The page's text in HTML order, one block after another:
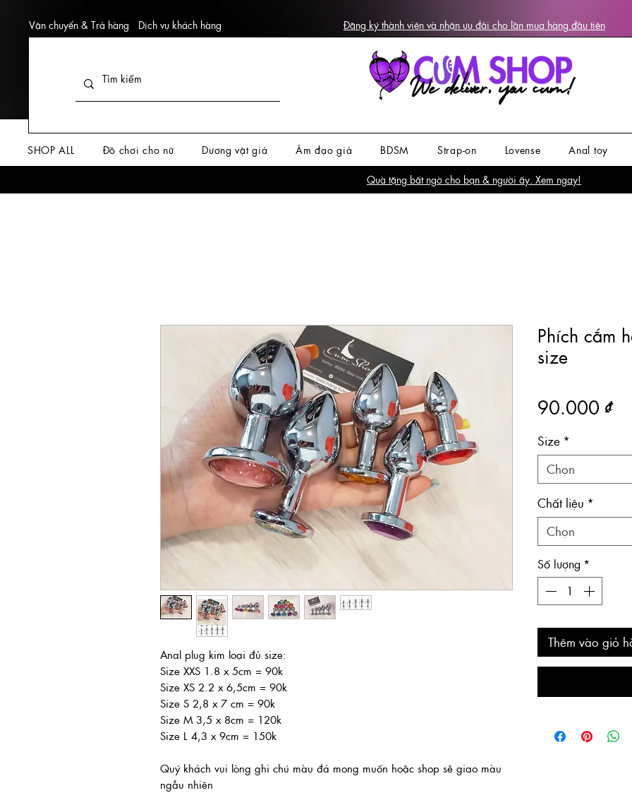
Vận chuyển & Trả hàng Dịch vụ khách hàng Đăng ký thành viên và nhận ưu đãi cho lần mua hàng đầu tiên
SHOP ALL Đồ chơi cho nữ Dương vật giả Âm đạo giả BDSM Strap-on Lovense Anal toy
Quà tặng bất ngờ cho bạn & người ấy. Xem ngay!
Anal plug kim loại đủ size:
Size XXS 1.8 x 5cm = 90k
Size XS 2.2 x 6,5cm = 90k
Size S 2,8 x 7 cm = 90k
Size M 3,5 x 8cm = 120k
Size L 4,3 x 9cm = 150k
Quý khách vui lòng ghi chú màu đá mong muốn hoặc shop sẽ giao màu
ngẫu nhiên
Phích cắm
size
90.000 ₫Giá
Size *
Chọn
Chất liệu *
Chọn
Số lượng *
Thêm vào giỏ